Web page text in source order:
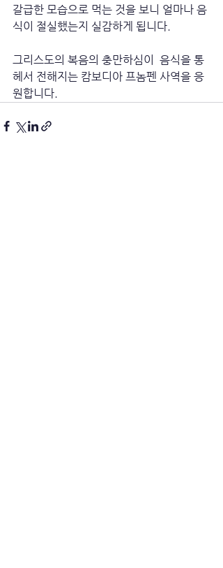
갈급한 모습으로 먹는 것을 보니 얼마나 음
식이 절실했는지 실감하게 됩니다.
그리스도의 복음의 충만하심이  음식을 통
헤서 전해지는 캄보디아 프놈펜 사역을 응
원합니다.